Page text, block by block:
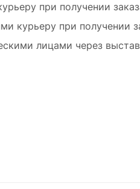
при получении
курьеру при получении
лицами через